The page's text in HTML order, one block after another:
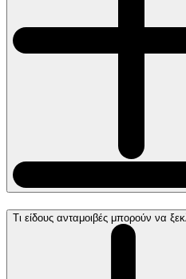
Τι είδους ανταμοιβές μπορούν να